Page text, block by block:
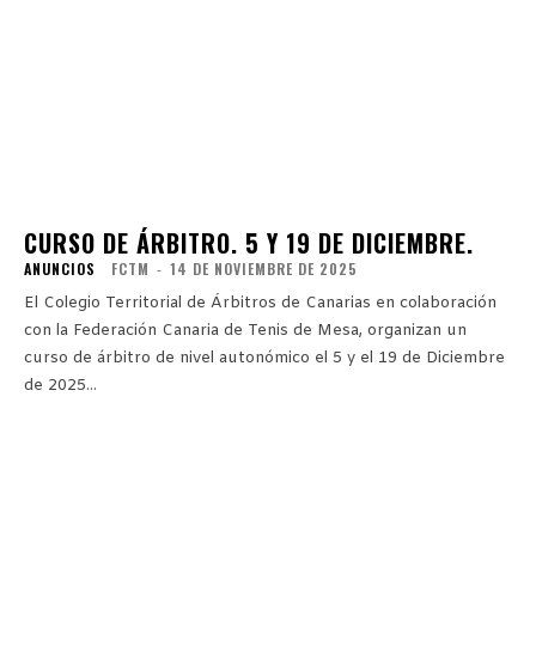
CURSO DE ÁRBITRO. 5 Y 19 DE DICIEMBRE.
ANUNCIOS FCTM - 14 DE NOVIEMBRE DE 2025
El Colegio Territorial de Árbitros de Canarias en colaboración
con la Federación Canaria de Tenis de Mesa, organizan un
curso de árbitro de nivel autonómico el 5 y el 19 de Diciembre
de 2025...